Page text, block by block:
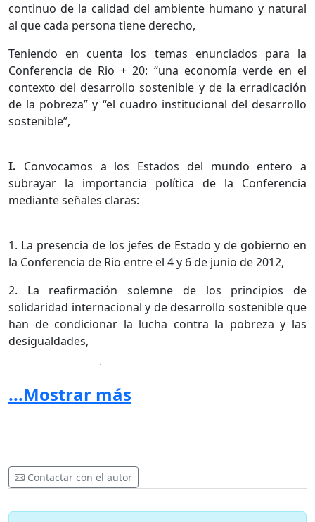
continuo de la calidad del ambiente humano y natural
al que cada persona tiene derecho,
Teniendo en cuenta los temas enunciados para la
Conferencia de Rio + 20: “una economía verde en el
contexto del desarrollo sostenible y de la erradicación
de la pobreza” y “el cuadro institucional del desarrollo
sostenible”,
I. Convocamos a los Estados del mundo entero a
subrayar la importancia política de la Conferencia
mediante señales claras:
1. La presencia de los jefes de Estado y de gobierno en
la Conferencia de Rio entre el 4 y 6 de junio de 2012,
2. La reafirmación solemne de los principios de
solidaridad internacional y de desarrollo sostenible que
han de condicionar la lucha contra la pobreza y las
desigualdades,
3. La proclamación de la interdependencia entre la paz
y la seguridad en el mundo, el respeto a los derechos
humanos y la protección del ambiente,
importantes lagunas del derecho internacional
mediante:
...Mostrar más
Contactar con el autor